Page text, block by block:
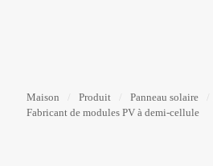
Maison Produit Panneau solaire
Fabricant de modules PV à demi-cellule